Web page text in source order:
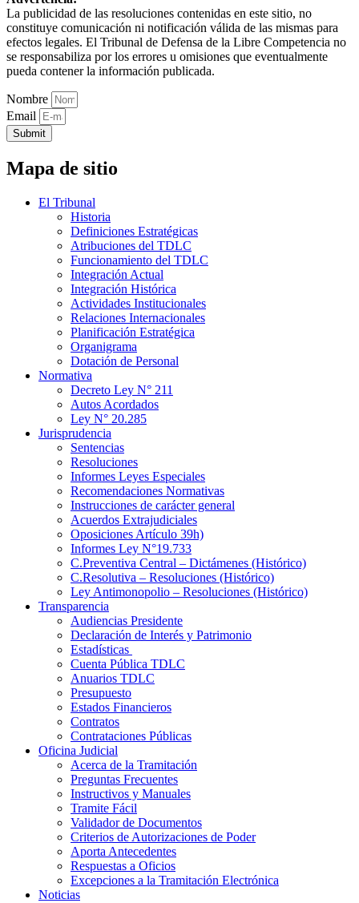
La publicidad de las resoluciones contenidas en este sitio, no
constituye comunicación ni notificación válida de las mismas para
efectos legales. El Tribunal de Defensa de la Libre Competencia no
se responsabiliza por los errores u omisiones que eventualmente
pueda contener la información publicada.
Nombre
Email
Submit
Mapa de sitio
El Tribunal
Historia
Definiciones Estratégicas
Atribuciones del TDLC
Funcionamiento del TDLC
Integración Actual
Integración Histórica
Actividades Institucionales
Relaciones Internacionales
Planificación Estratégica
Organigrama
Dotación de Personal
Normativa
Decreto Ley N° 211
Autos Acordados
Ley N° 20.285
Jurisprudencia
Sentencias
Resoluciones
Informes Leyes Especiales
Recomendaciones Normativas
Instrucciones de carácter general
Acuerdos Extrajudiciales
Oposiciones Artículo 39h)
Informes Ley N°19.733
C.Preventiva Central – Dictámenes (Histórico)
C.Resolutiva – Resoluciones (Histórico)
Ley Antimonopolio – Resoluciones (Histórico)
Transparencia
Audiencias Presidente
Declaración de Interés y Patrimonio
Estadísticas
Cuenta Pública TDLC
Anuarios TDLC
Presupuesto
Estados Financieros
Contratos
Contrataciones Públicas
Oficina Judicial
Acerca de la Tramitación
Preguntas Frecuentes
Instructivos y Manuales
Tramite Fácil
Validador de Documentos
Criterios de Autorizaciones de Poder
Aporta Antecedentes
Respuestas a Oficios
Excepciones a la Tramitación Electrónica
Noticias